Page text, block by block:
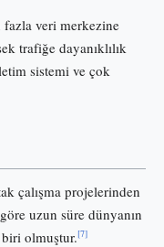
fazla veri merkezine
trafiğe dayanıklılık
sistemi ve çok
çalışma projelerinden
uzun süre dünyanın
olmuştur.[7]